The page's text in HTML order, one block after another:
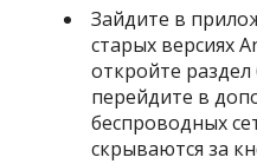
Зайдите в
старых версиях
откройте
перейдите в
беспроводных
скрываются за